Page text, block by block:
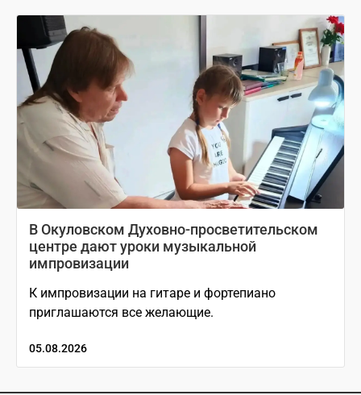
В Окуловском Духовно-просветительском
центре дают уроки музыкальной
импровизации
К импровизации на гитаре и фортепиано
приглашаются все желающие.
05.08.2026